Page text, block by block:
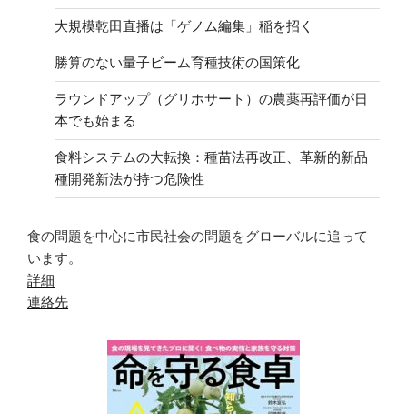
大規模乾田直播は「ゲノム編集」稲を招く
勝算のない量子ビーム育種技術の国策化
ラウンドアップ（グリホサート）の農薬再評価が日
本でも始まる
食料システムの大転換：種苗法再改正、革新的新品
種開発新法が持つ危険性
食の問題を中心に市民社会の問題をグローバルに追って
います。
詳細
連絡先